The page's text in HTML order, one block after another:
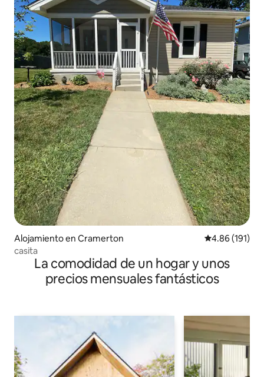
Alojamiento en Cramerton Calificación
4.86 (191)
casita
La comodidad de un hogar y unos
precios mensuales fantásticos